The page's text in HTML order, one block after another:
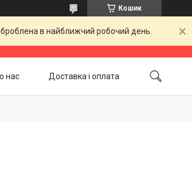
Кошик
в найближчий робочий день.
нас Доставка і оплата